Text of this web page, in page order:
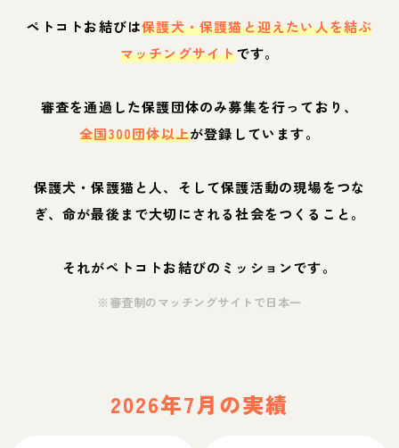
ペトコトお結びは保護犬・保護猫と迎えたい人を結ぶ
マッチングサイトです。
審査を通過した保護団体のみ募集を行っており、
全国300団体以上が登録しています。
保護犬・保護猫と人、そして保護活動の現場をつな
ぎ、命が最後まで大切にされる社会をつくること。
それがペトコトお結びのミッションです。
※審査制のマッチングサイトで日本一
2026年7月の実績